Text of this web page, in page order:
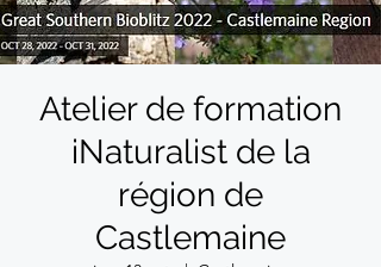
Atelier de formation
iNaturalist de la
région de
Castlemaine